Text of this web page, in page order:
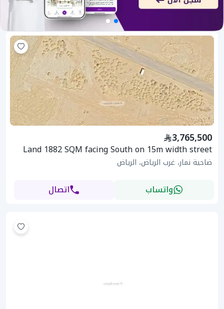
3,765,500
Land 1882 SQM facing South on 15m width street
ضاحية نمار، غرب الرياض، الرياض
واتساب اتصال